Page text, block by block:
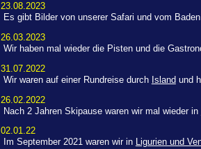
23.08.2023
Es gibt Bilder von unserer Safari und vom
26.03.2023
Wir haben mal wieder die Pisten und die
31.07.2022
Wir waren auf einer Rundreise durch Island und
26.02.2022
Nach 2 Jahren Skipause waren wir mal wieder in
02.01.22
Im September 2021 waren wir in Ligurien und